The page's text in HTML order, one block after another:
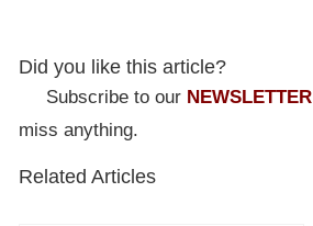
Did you like this article?
Subscribe to our NEWSLETTER
miss anything.
Related Articles